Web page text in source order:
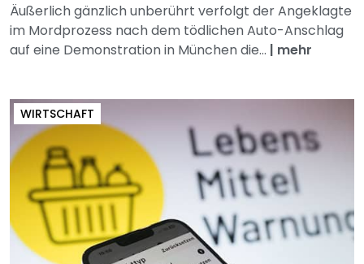
Äußerlich gänzlich unberührt verfolgt der Angeklagte
im Mordprozess nach dem tödlichen Auto-Anschlag
auf eine Demonstration in München die... | mehr
WIRTSCHAFT